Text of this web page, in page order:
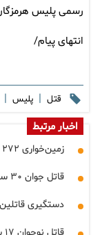
رسمی پلیس
انتهای پیام/
قتل | پلیس |
اخبار مرتبط
زمین‌خواری ۲۷۲ میلیارد ریالی در یکی از روستاهای شهرستان بندرعباس
قاتل جوان ۳۰ ساله در بندرعباس دستگیر شد
دستگیری قاتلین نوجوان ۱۴